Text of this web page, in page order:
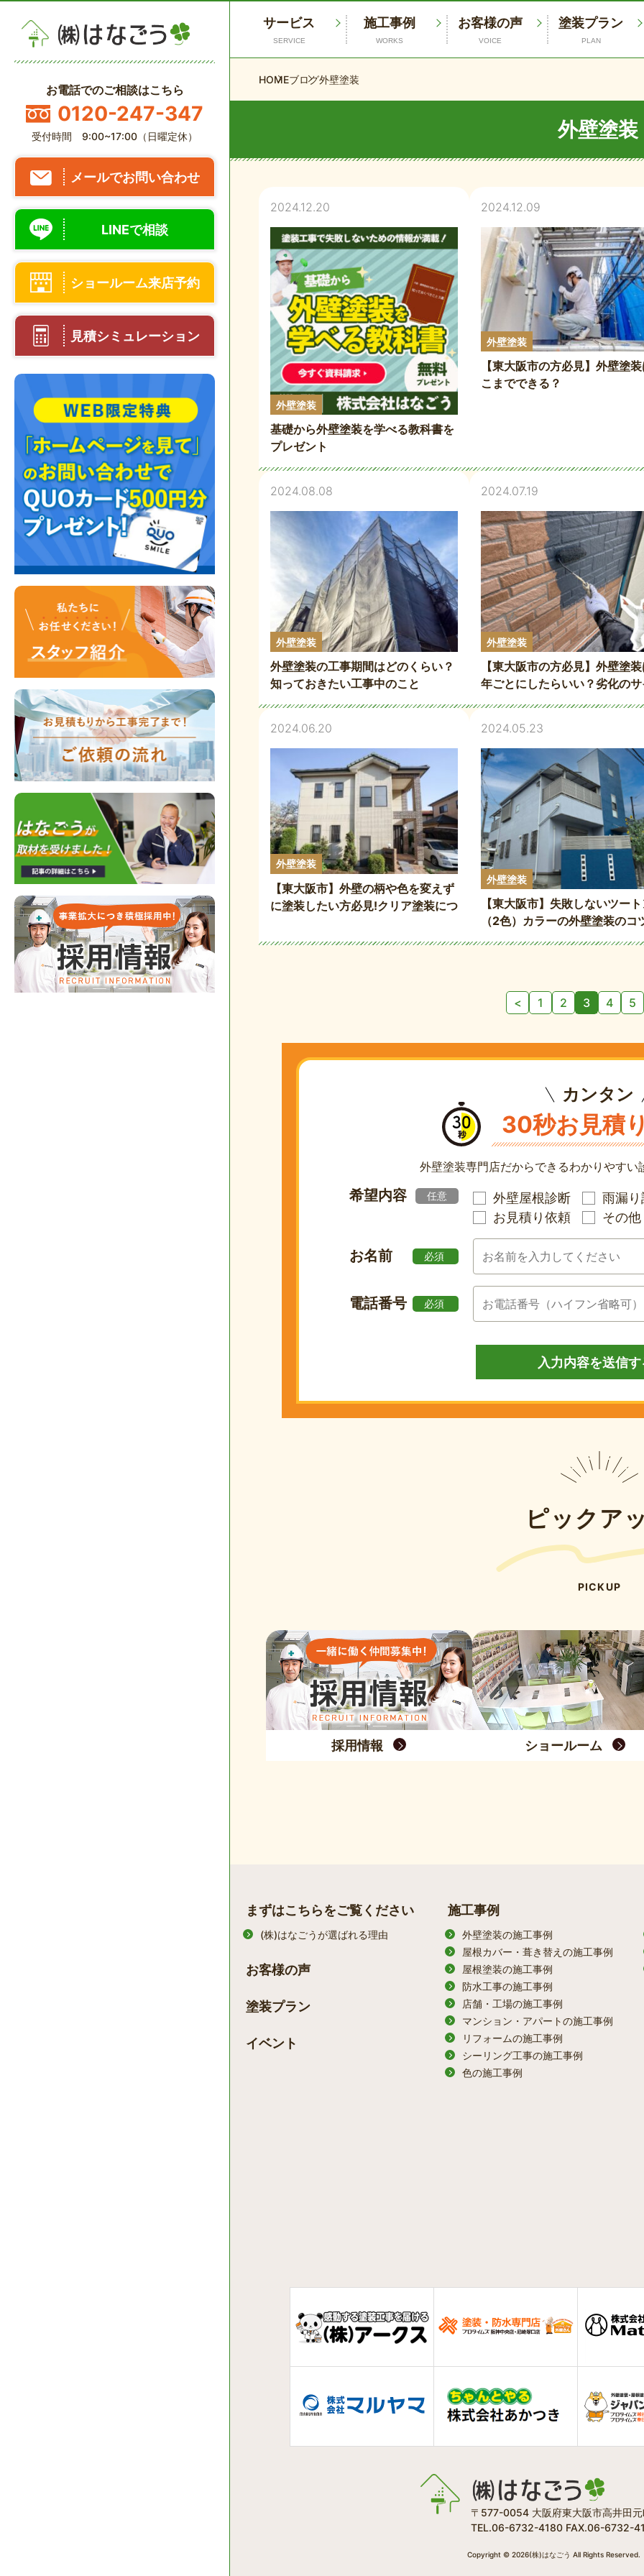
お電話でのご相談はこちら
0120-247-347
受付時間 9:00~17:00（日曜定休）
メールでお問い合わせ
LINEで相談
ショールーム来店予約
見積シミュレーション
サービス
SERVICE
施工事例
WORKS
お客様の声
VOICE
塗装プラン
PLAN
HOMEブログ外壁塗装
外壁塗装
2024.12.20
外壁塗装
基礎から外壁塗装を学べる教科書を
プレゼント
2024.12.09
外壁塗装
【東大阪市の方必見】外壁塗
こまでできる？
2024.08.08
外壁塗装
外壁塗装の工事期間はどのくらい？
知っておきたい工事中のこと
2024.07.19
外壁塗装
【東大阪市の方必見】外壁塗
年ごとにしたらいい？劣化の
と塗り替えのタイミングにつ
2024.06.20
外壁塗装
【東大阪市】外壁の柄や色を変えず
に塗装したい方必見!クリア塗装につ
2024.05.23
外壁塗装
【東大阪市】失敗しないツー
（2色）カラーの外壁塗装のコ
ご紹介！
< 1 2 3 4 5
カンタン
30秒お見積
外壁塗装専門店だからできるわかりやすい
希望内容 任意 外壁屋根診断
雨漏
お見積り依頼
その他
お名前 必須
電話番号 必須
ピックア
PICKUP
採用情報 ショールーム
まずはこちらをご覧ください
(株)はなごうが選ばれる理由
お客様の声
塗装プラン
イベント
施工事例
外壁塗装の施工事例
屋根カバー・葺き替えの施工事例
屋根塗装の施工事例
防水工事の施工事例
店舗・工場の施工事例
マンション・アパートの施工事例
リフォームの施工事例
シーリング工事の施工事例
色の施工事例
〒577-0054 大阪府東大阪市高井田
TEL.06-6732-4180 FAX.06-6732-
Copyright © 2026(株)はなごう All Rights Reserved.